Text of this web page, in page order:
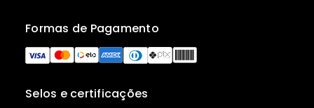
Selos e certificações
Formas de Pagamento